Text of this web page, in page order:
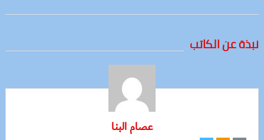
نبذة عن الكاتب
عصام البنا